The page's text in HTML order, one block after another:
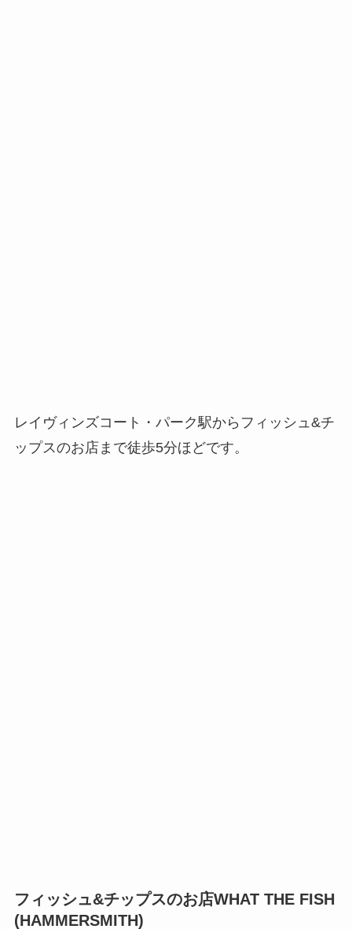
レイヴィンズコート・パーク駅からフィッシュ&チ
ップスのお店まで徒歩5分ほどです。
フィッシュ&チップスのお店WHAT THE FISH
(HAMMERSMITH)